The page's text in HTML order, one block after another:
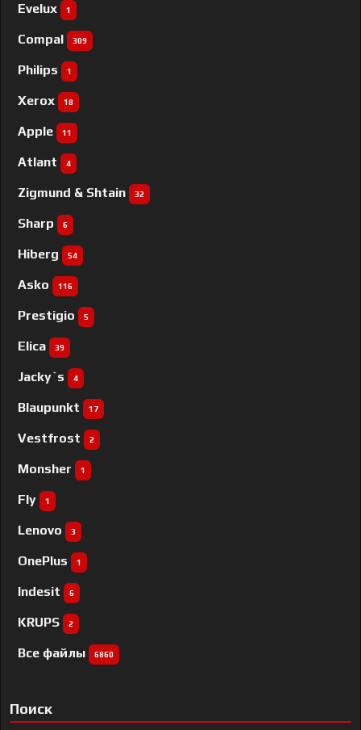
Evelux 1
Compal 309
Philips 1
Xerox 18
Apple 11
Atlant 4
Zigmund & Shtain 32
Sharp 6
Hiberg 54
Asko 116
Prestigio 5
Elica 39
Jacky`s 4
Blaupunkt 17
Vestfrost 2
Monsher 1
Fly 1
Lenovo 3
OnePlus 1
Indesit 6
KRUPS 2
Все файлы 6860
Поиск